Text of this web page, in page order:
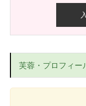
このフィールド
芙蓉・プロフィー